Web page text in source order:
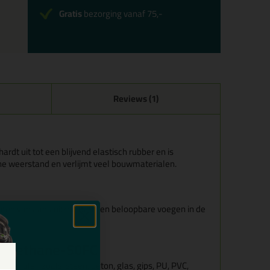
Gratisbezorging vanaf 75,-
Reviews (1)
uit tot een blijvend elastisch rubber en is
weerstand en verlijmt veel bouwmaterialen.
van aansluit/dilatatie en beloopbare voegen in de
50FC
zoals: steen, beton, glas, gips, PU, PVC,